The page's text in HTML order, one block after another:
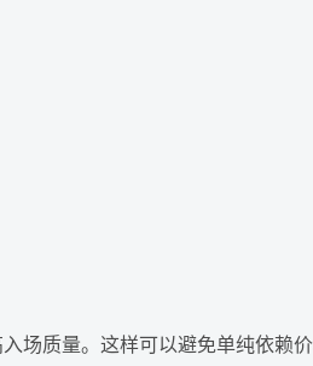
质量。这样可以避免单纯依赖